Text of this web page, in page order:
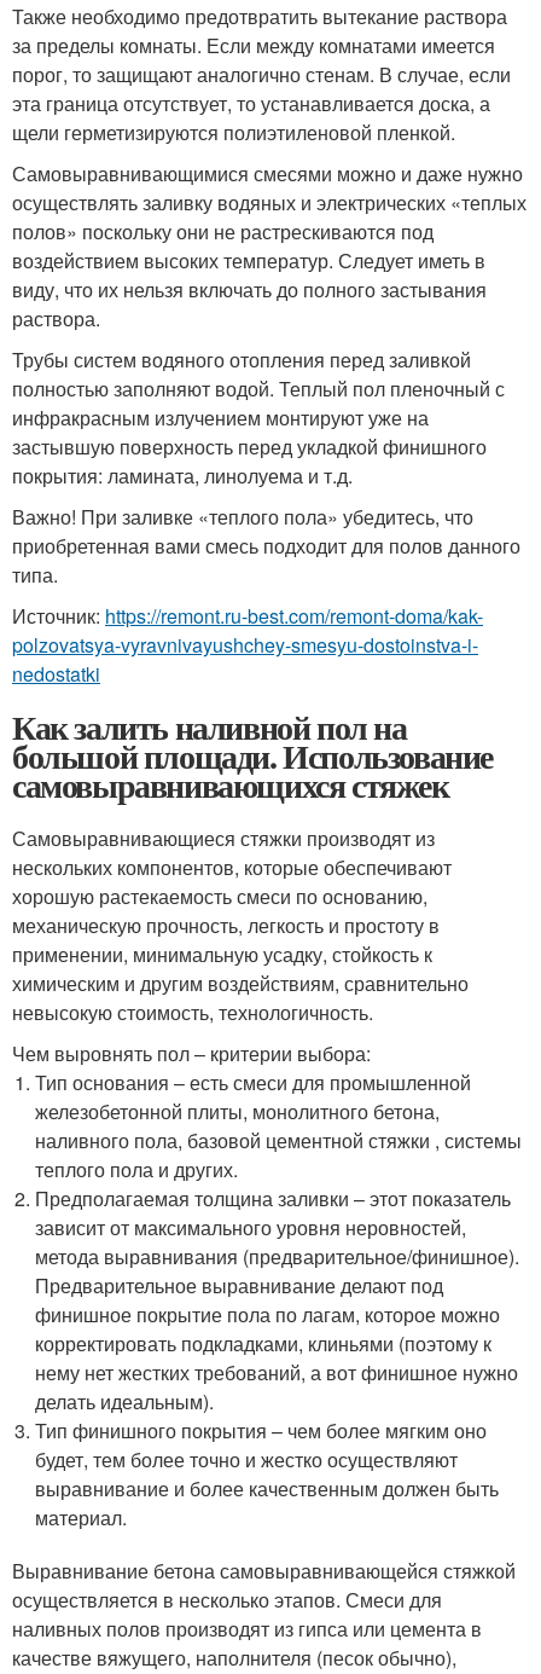
Также необходимо предотвратить вытекание раствора
за пределы комнаты. Если между комнатами имеется
порог, то защищают аналогично стенам. В случае, если
эта граница отсутствует, то устанавливается доска, а
щели герметизируются полиэтиленовой пленкой.
Самовыравнивающимися смесями можно и даже нужно
осуществлять заливку водяных и электрических «теплых
полов» поскольку они не растрескиваются под
воздействием высоких температур. Следует иметь в
виду, что их нельзя включать до полного застывания
раствора.
Трубы систем водяного отопления перед заливкой
полностью заполняют водой. Теплый пол пленочный с
инфракрасным излучением монтируют уже на
застывшую поверхность перед укладкой финишного
покрытия: ламината, линолуема и т.д.
Важно! При заливке «теплого пола» убедитесь, что
приобретенная вами смесь подходит для полов данного
типа.
Источник: https://remont.ru-best.com/remont-doma/kak-
polzovatsya-vyravnivayushchey-smesyu-dostoinstva-i-
nedostatki
Как залить наливной пол на
большой площади. Использование
самовыравнивающихся стяжек
Самовыравнивающиеся стяжки производят из
нескольких компонентов, которые обеспечивают
хорошую растекаемость смеси по основанию,
механическую прочность, легкость и простоту в
применении, минимальную усадку, стойкость к
химическим и другим воздействиям, сравнительно
невысокую стоимость, технологичность.
Чем выровнять пол – критерии выбора:
Тип основания – есть смеси для промышленной
железобетонной плиты, монолитного бетона,
наливного пола, базовой цементной стяжки , системы
теплого пола и других.
Предполагаемая толщина заливки – этот показатель
зависит от максимального уровня неровностей,
метода выравнивания (предварительное/финишное).
Предварительное выравнивание делают под
финишное покрытие пола по лагам, которое можно
корректировать подкладками, клиньями (поэтому к
нему нет жестких требований, а вот финишное нужно
делать идеальным).
Тип финишного покрытия – чем более мягким оно
будет, тем более точно и жестко осуществляют
выравнивание и более качественным должен быть
материал.
Выравнивание бетона самовыравнивающейся стяжкой
осуществляется в несколько этапов. Смеси для
наливных полов производят из гипса или цемента в
качестве вяжущего, наполнителя (песок обычно),